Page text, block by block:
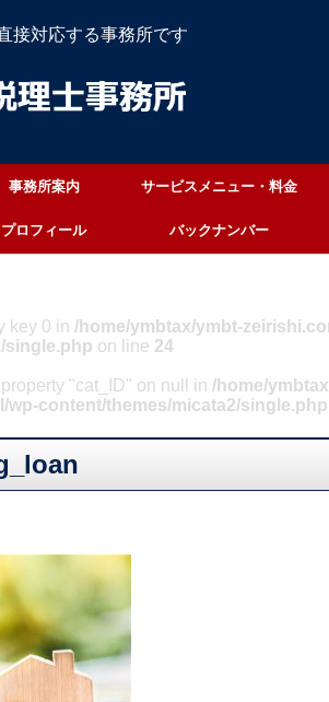
接対応する事務所です
事務所案内 サービスメニュー・料金
プロフィール バックナンバー
key 0 in /home/ymbtax/ymbt-
single.php on line 24
"cat_ID" on null in /home/
wp-content/themes/micata2/single.php